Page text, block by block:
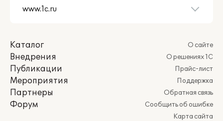
Каталог
Внедрения
Публикации
Мероприятия
Партнеры
Форум
О сайте
О решениях 1С
Прайс-лист
Поддержка
Обратная связь
Сообщить об ошибке
Карта сайта